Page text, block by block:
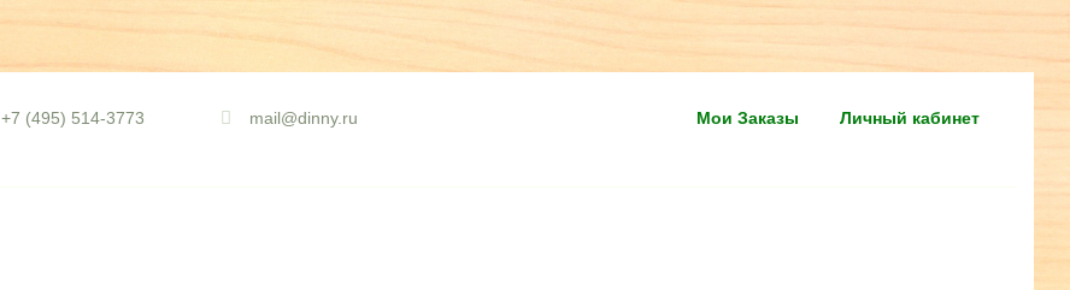
to
+7 (495) 514-3773 mail@dinny.ru Мои Заказы Личный кабинет